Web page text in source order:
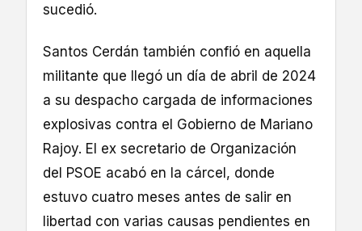
sucedió.
Santos Cerdán también confió en aquella
militante que llegó un día de abril de 2024
a su despacho cargada de informaciones
explosivas contra el Gobierno de Mariano
Rajoy. El ex secretario de Organización
del PSOE acabó en la cárcel, donde
estuvo cuatro meses antes de salir en
libertad con varias causas pendientes en